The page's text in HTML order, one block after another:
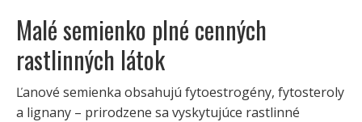
Malé semienko plné cenných
rastlinných látok
Ľanové semienka obsahujú fytoestrogény, fytosteroly
a lignany – prirodzene sa vyskytujúce rastlinné